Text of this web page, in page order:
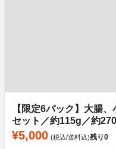
【限定6パック】大腸
セット／約115g／約
¥5,000 (税込/送料込)残り0